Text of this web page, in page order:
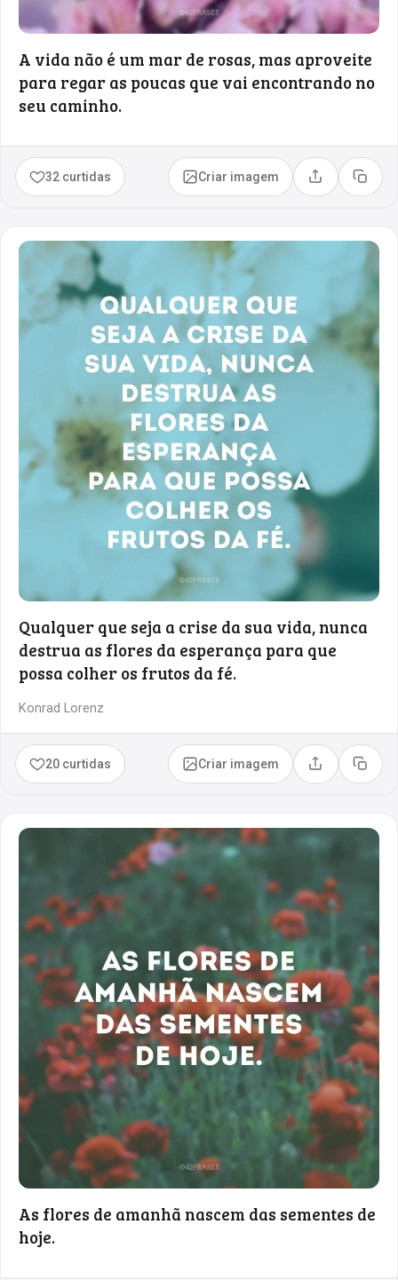
A vida não é um mar de rosas, mas aproveite
para regar as poucas que vai encontrando no
seu caminho.
32 curtidas Criar imagem Compartilhar
Copiar
Qualquer que seja a crise da sua vida, nunca
destrua as flores da esperança para que
possa colher os frutos da fé.
Konrad Lorenz
20 curtidas Criar imagem Compartilhar
Copiar
As flores de amanhã nascem das sementes de
hoje.